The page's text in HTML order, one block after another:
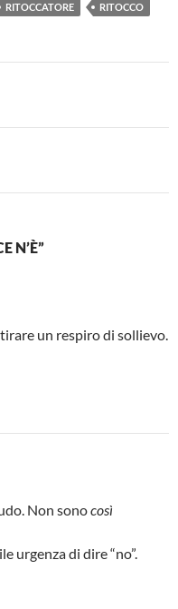
RITOCCATORE RITOCCO
N’È”
un respiro di sollievo.
Non sonocosì
urgenza di dire “no”.